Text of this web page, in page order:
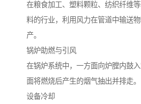
在粮食加工、塑料颗粒、纺织纤维
料的行业，利用风力在管道中输送
产。
锅炉助燃与引风
在锅炉系统中，一方面向炉膛内鼓
面将燃烧后产生的烟气抽出并排走。
设备冷却